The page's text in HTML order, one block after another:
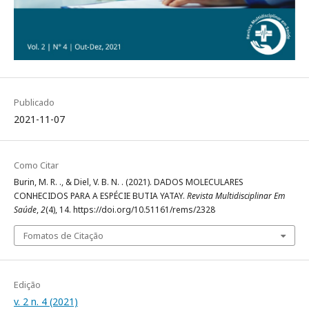
Publicado
2021-11-07
Como Citar
Burin, M. R. ., & Diel, V. B. N. . (2021). DADOS MOLECULARES
CONHECIDOS PARA A ESPÉCIE BUTIA YATAY. Revista Multidisciplinar Em
Saúde,2(4), 14. https://doi.org/10.51161/rems/2328
Fomatos de Citação
Edição
v. 2 n. 4 (2021)